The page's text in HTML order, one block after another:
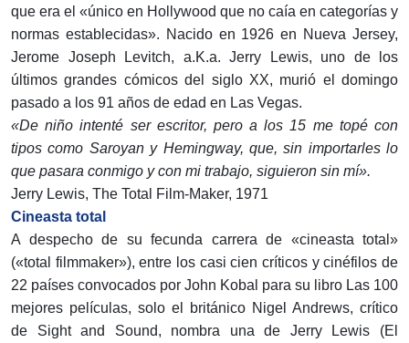
que era el «único en Hollywood que no caía en categorías y
normas establecidas». Nacido en 1926 en Nueva Jersey,
Jerome Joseph Levitch, a.K.a. Jerry Lewis, uno de los
últimos grandes cómicos del siglo XX, murió el domingo
pasado a los 91 años de edad en Las Vegas.
«De niño intenté ser escritor, pero a los 15 me topé con
tipos como Saroyan y Hemingway, que, sin importarles lo
que pasara conmigo y con mi trabajo, siguieron sin mí».
Jerry Lewis, The Total Film-Maker, 1971
Cineasta total
A despecho de su fecunda carrera de «cineasta total»
(«total filmmaker»), entre los casi cien críticos y cinéfilos de
22 países convocados por John Kobal para su libro Las 100
mejores películas, solo el británico Nigel Andrews, crítico
de Sight and Sound, nombra una de Jerry Lewis (El